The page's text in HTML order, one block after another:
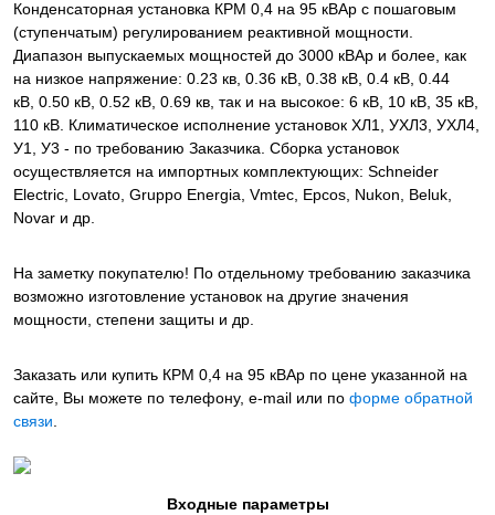
Конденсаторная установка КРМ 0,4 на 95 кВАр с пошаговым
(ступенчатым) регулированием реактивной мощности.
Диапазон выпускаемых мощностей до 3000 кВАр и более, как
на низкое напряжение: 0.23 кв, 0.36 кВ, 0.38 кВ, 0.4 кВ, 0.44
кВ, 0.50 кВ, 0.52 кВ, 0.69 кв, так и на высокое: 6 кВ, 10 кВ, 35 кВ,
110 кВ. Климатическое исполнение установок ХЛ1, УХЛ3, УХЛ4,
У1, У3 - по требованию Заказчика. Сборка установок
осуществляется на импортных комплектующих: Schneider
Electric, Lovato, Gruppo Energia, Vmtec, Epcos, Nukon, Beluk,
Novar и др.
На заметку покупателю! По отдельному требованию заказчика
возможно изготовление установок на другие значения
мощности, степени защиты и др.
Заказать или купить КРМ 0,4 на 95 кВАр по цене указанной на
сайте, Вы можете по телефону, e-mail или по форме обратной
связи.
Входные параметры